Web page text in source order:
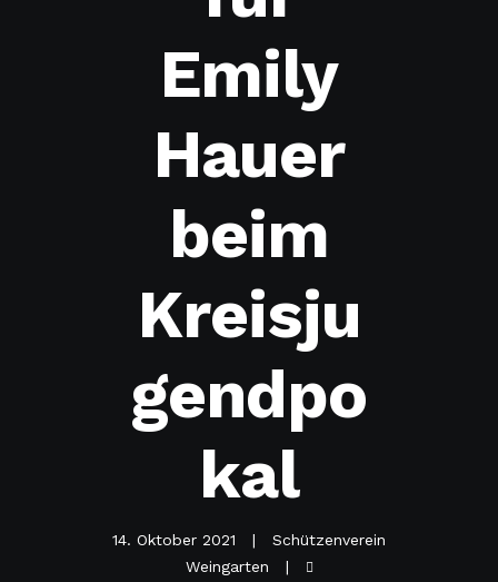
Emily
Hauer
beim
Kreisju
gendpo
kal
14. Oktober 2021
Schützenverein
Weingarten